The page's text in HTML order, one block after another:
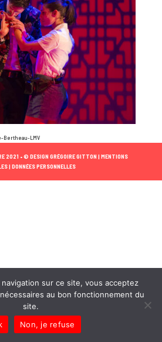
Bertheau-LMV
2021 •© DESIGN GRÉGOIRE GITTON | MENTIONS
| DONNÉES PERSONNELLES
sur ce site, vous acceptez
au bon fonctionnement du
site.
Non, je refuse